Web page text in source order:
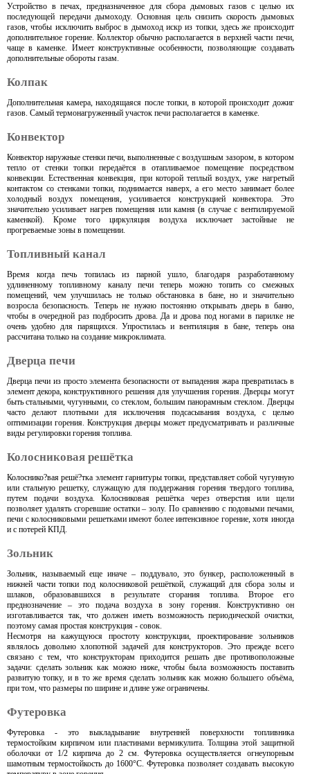
Устройство в печах, предназначенное для сбора дымовых газов с целью их
последующей передачи дымоходу. Основная цель снизить скорость дымовых
газов, чтобы исключить выброс в дымоход искр из топки, здесь же происходит
дополнительное горение. Коллектор обычно располагается в верхней части печи,
чаще в каменке. Имеет конструктивные особенности, позволяющие создавать
дополнительные обороты газам.
Колпак
Дополнительная камера, находящаяся после топки, в которой происходит дожиг
газов. Самый термонагруженный участок печи располагается в каменке.
Конвектор
Конвектор наружные стенки печи, выполненные с воздушным зазором, в котором
тепло от стенки топки передаётся в отапливаемое помещение посредством
конвекции. Естественная конвекция, при которой теплый воздух, уже нагретый
контактом со стенками топки, поднимается наверх, а его место занимает более
холодный воздух помещения, усиливается конструкцией конвектора. Это
значительно усиливает нагрев помещения или камня (в случае с вентилируемой
каменкой). Кроме того циркуляция воздуха исключает застойные не
прогреваемые зоны в помещении.
Топливный канал
Время когда печь топилась из парной ушло, благодаря разработанному
удлиненному топливному каналу печи теперь можно топить со смежных
помещений, чем улучшилась не только обстановка в бане, но и значительно
возросла безопасность. Теперь не нужно постоянно открывать дверь в баню,
чтобы в очередной раз подбросить дрова. Да и дрова под ногами в парилке не
очень удобно для парящихся. Упростилась и вентиляция в бане, теперь она
рассчитана только на создание микроклимата.
Дверца печи
Дверца печи из просто элемента безопасности от выпадения жара превратилась в
элемент декора, конструктивного решения для улучшения горения. Дверцы могут
быть стальными, чугунными, со стеклом, большим панорамным стеклом. Дверцы
часто делают плотными для исключения подсасывания воздуха, с целью
оптимизации горения. Конструкция дверцы может предусматривать и различные
виды регулировки горения топлива.
Колосниковая решётка
Колоснико?вая решё?тка элемент гарнитуры топки, представляет собой чугунную
или стальную решетку, служащую для поддержания горения твердого топлива,
путем подачи воздуха. Колосниковая решётка через отверстия или щели
позволяет удалять сгоревшие остатки – золу. По сравнению с подовыми печами,
печи с колосниковыми решетками имеют более интенсивное горение, хотя иногда
и с потерей КПД.
Зольник
Зольник, называемый еще иначе – поддувало, это бункер, расположенный в
нижней части топки под колосниковой решёткой, служащий для сбора золы и
шлаков, образовавшихся в результате сгорания топлива. Второе его
преднозначение – это подача воздуха в зону горения. Конструктивно он
изготавливается так, что должен иметь возможность периодической очистки,
поэтому самая простая конструкция - совок.
Несмотря на кажущуюся простоту конструкции, проектирование зольников
являлось довольно хлопотной задачей для конструкторов. Это прежде всего
связано с тем, что конструкторам приходится решать две противоположные
задачи: сделать зольник как можно ниже, чтобы была возможность поставить
развитую топку, и в то же время сделать зольник как можно большего объёма,
при том, что размеры по ширине и длине уже ограничены.
Футеровка
Футеровка - это выкладывание внутренней поверхности топливника
термостойким кирпичом или пластинами вермикулита. Толщина этой защитной
оболочки от 1/2 кирпича до 2 см. Футеровка осуществляется огнеупорным
шамотным термостойкость до 1600°C. Футеровка позволяет создавать высокую